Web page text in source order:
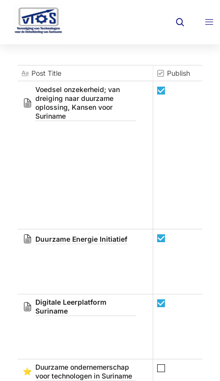
Post Title
Publish
Voedsel onzekerheid; van
dreiging naar duurzame
oplossing, Kansen voor
Suriname
Duurzame Energie Initiatief
Digitale Leerplatform
Suriname
⭐ Duurzame ondernemerschap
voor technologen in Suriname